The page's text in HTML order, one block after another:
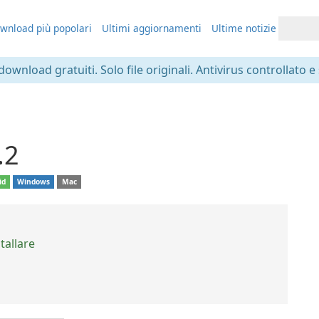
più popolari Ultimi aggiornamenti Ultime notizie
gratuiti. Solo file originali. Antivirus controllato e
Windows Mac